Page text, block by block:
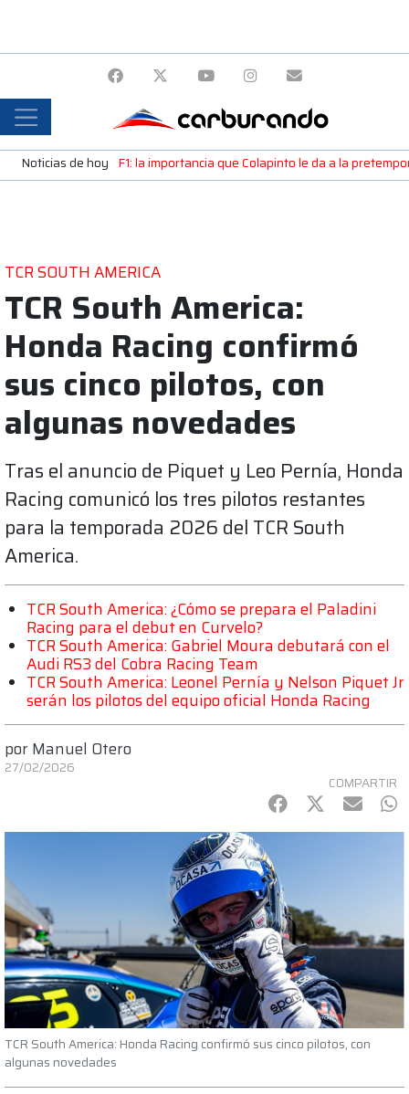
Noticias de hoy F1: la importancia que Colapinto le da a la
TCR SOUTH AMERICA
TCR South America:
Honda Racing confirmó
sus cinco pilotos, con
algunas novedades
Tras el anuncio de Piquet y Leo Pernía, Honda
Racing comunicó los tres pilotos restantes
para la temporada 2026 del TCR South
America.
TCR South America: ¿Cómo se prepara el Paladini
Racing para el debut en Curvelo?
TCR South America: Gabriel Moura debutará con el
Audi RS3 del Cobra Racing Team
TCR South America: Leonel Pernía y Nelson Piquet Jr
serán los pilotos del equipo oficial Honda Racing
por Manuel Otero
27/02/2026
COMPARTIR
Facebook
Twitter
mail
TCR South America: Honda Racing confirmó sus cinco pilotos, con
algunas novedades